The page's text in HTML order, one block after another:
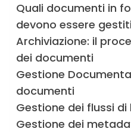
Quali documenti in
devono essere gestiti
Archiviazione: il
dei documenti
Gestione
documenti
Gestione dei flussi
Gestione dei